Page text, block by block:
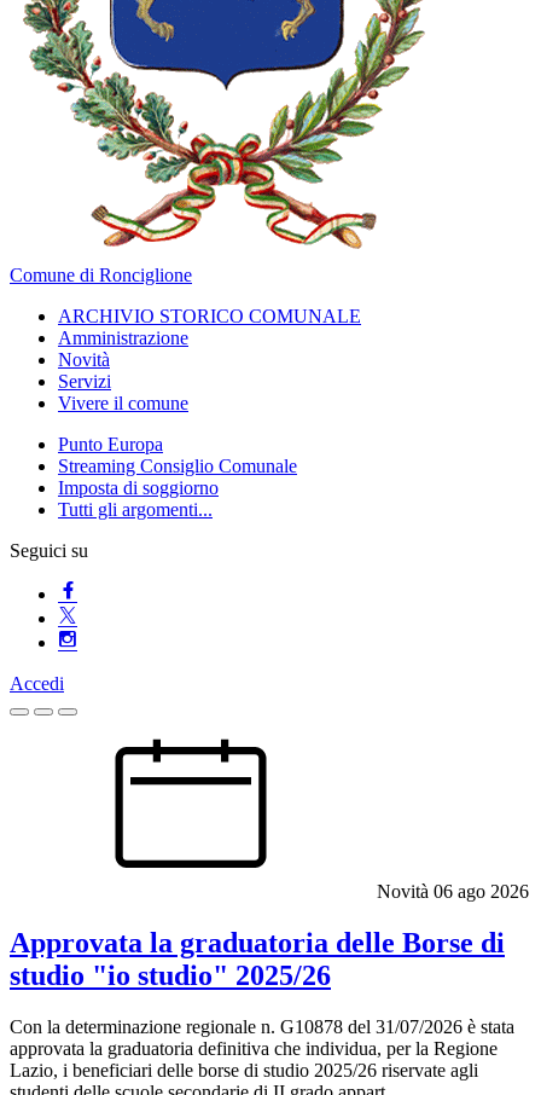
Comune di Ronciglione
ARCHIVIO STORICO COMUNALE
Amministrazione
Novità
Servizi
Vivere il comune
Punto Europa
Streaming Consiglio Comunale
Imposta di soggiorno
Tutti gli argomenti...
Seguici su
Accedi
Homepage
Novità 06 ago 2026
Approvata la graduatoria delle Borse di
studio "io studio" 2025/26
Con la determinazione regionale n. G10878 del 31/07/2026 è stata
approvata la graduatoria definitiva che individua, per la Regione
Lazio, i beneficiari delle borse di studio 2025/26 riservate agli